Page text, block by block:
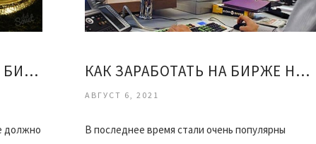
КАК ЗАРАБОТАТЬ ИГРАЯ НА БИРЖЕ
должно
КАК ЗАРАБОТАТЬ НА БИРЖЕ НОВИЧКУ
АВГУСТ 6, 2021
В последнее время стали очень популярны